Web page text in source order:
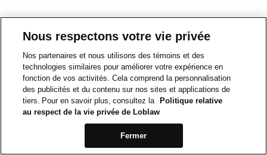
Nous respectons votre vie privée
Nos partenaires et nous utilisons des témoins et des
technologies similaires pour améliorer votre expérience en
fonction de vos activités. Cela comprend la personnalisation
des publicités et du contenu sur nos sites et applications de
tiers. Pour en savoir plus, consultez la
Politique relative
au respect de la vie privée de Loblaw
Fermer